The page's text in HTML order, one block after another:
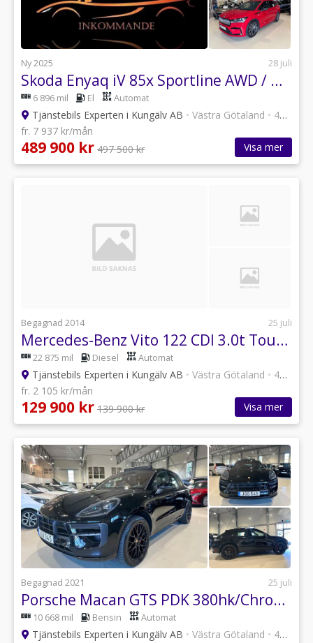
Ny 2025 28 juli
Skoda Enyaq iV 85x Sportline AWD / Drag / Pano / HUD
6 896 mil El Automat
Tjänstebils Experten i Kungälv AB • Västra Götaland • 47 annonser
fr. 7 937 kr/mån
489 900 kr 497 500 kr Visa mer
Begagnad 2014 25 juli
Mercedes-Benz Vito 122 CDI 3.0t TouchShift / Drag / Lastbågar / 3-Sits
22 875 mil Diesel Automat
Tjänstebils Experten i Kungälv AB • Västra Götaland • 47 annonser
fr. 2 105 kr/mån
129 900 kr 139 900 kr Visa mer
Begagnad 2021 25 juli
Porsche Macan GTS PDK 380hk/Chrono/Bose/Panorama/Drag/2,99%ränta*
10 668 mil Bensin Automat
Tjänstebils Experten i Kungälv AB • Västra Götaland • 47 annonser